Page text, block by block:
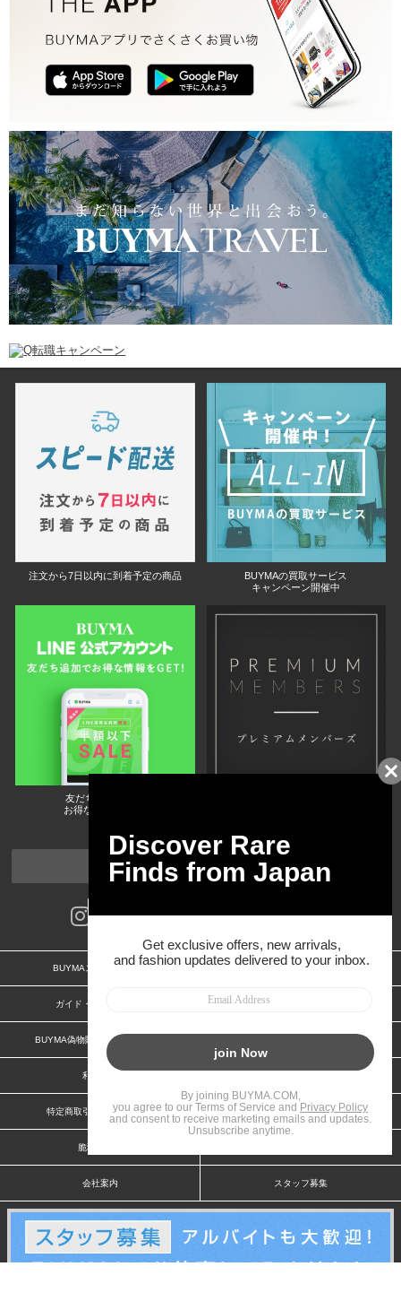
注文から7日以内に到着予定の商品
BUYMAの買取サービス
キャンペーン開催中
友だちに追加して
お得な情報をGET!
ページトップへ
BUYMAスタートガイド 安心への取り組み
ガイド・お問い合わせ かんたん購入ガイド
BUYMA偽物販売防止の取り組み
利用規約
特定商取引法に関する表記 お客様情報の外部送信について
脆弱性報告
会社案内 スタッフ募集